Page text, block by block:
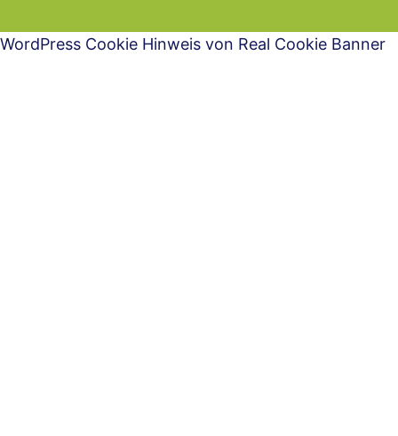
WordPress Cookie Hinweis von Real Cookie Banner